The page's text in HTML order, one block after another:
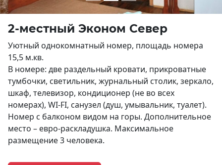
2-местный Эконом Север
Уютный однокомнатный номер, площадь номера
15,5 м.кв.
В номере: две раздельный кровати, прикроватные
тумбочки, светильник, журнальный столик, зеркало,
шкаф, телевизор, кондиционер (не во всех
номерах), WI-FI, санузел (душ, умывальник, туалет).
Номер с балконом видом на горы. Дополнительное
место – евро-раскладушка. Максимальное
размещение 3 человека.